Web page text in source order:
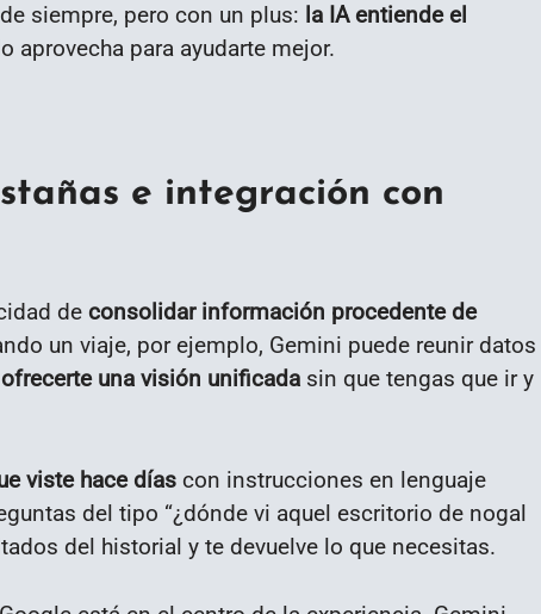
siempre, pero con un plus: la IA entiende el
aprovecha para ayudarte mejor.
e integración con
de consolidar información procedente de
un viaje, por ejemplo, Gemini puede reunir datos
ofrecerte una visión unificada sin que tengas que ir y
viste hace días con instrucciones en lenguaje
del tipo “¿dónde vi aquel escritorio de nogal
del historial y te devuelve lo que necesitas.